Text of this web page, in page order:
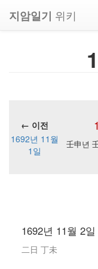
지암일기 위키
← 이전
1692년 11월
1일
壬申년
1692년 11월 2
二日 丁未